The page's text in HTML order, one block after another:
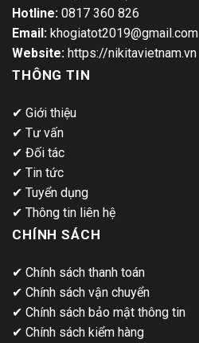
Hotline: 0817 360 826
Email: khogiatot2019@gmail.com
Website: https://nikitavietnam.vn
THÔNG TIN
✔ Giới thiệu
✔ Tư vấn
✔ Đối tác
✔ Tin tức
✔ Tuyển dụng
✔ Thông tin liên hệ
CHÍNH SÁCH
✔ Chính sách thanh toán
✔ Chính sách vận chuyển
✔ Chính sách bảo mật thông tin
✔ Chính sách kiểm hàng